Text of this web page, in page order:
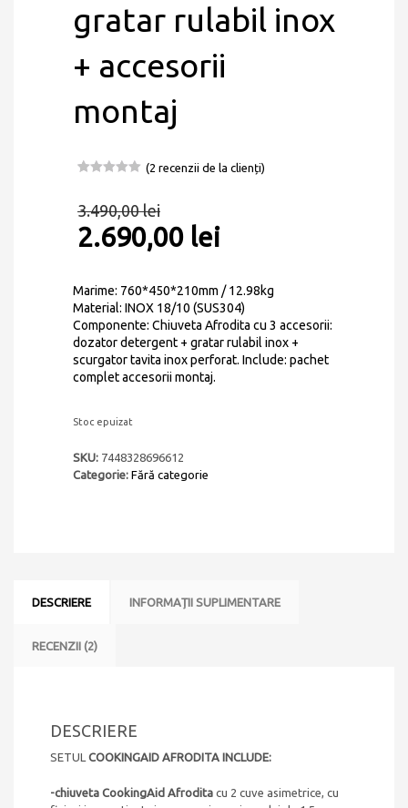
gratar rulabil inox
+ accesorii
montaj
pe baza a
evaluări de
la clienți
(2 recenzii de la clienți)
3.490,00lei
2.690,00 lei
Marime: 760*450*210mm / 12.98kg
Material: INOX 18/10 (SUS304)
Componente: Chiuveta Afrodita cu 3 accesorii:
dozator detergent + gratar rulabil inox +
scurgator tavita inox perforat. Include: pachet
complet accesorii montaj.
Stoc epuizat
SKU: 7448328696612
Categorie: Fără categorie
DESCRIERE INFORMAȚII SUPLIMENTARE
RECENZII (2)
DESCRIERE
SETUL COOKINGAID AFRODITA INCLUDE:
-chiuveta CookingAid Afrodita cu 2 cuve asimetrice, cu